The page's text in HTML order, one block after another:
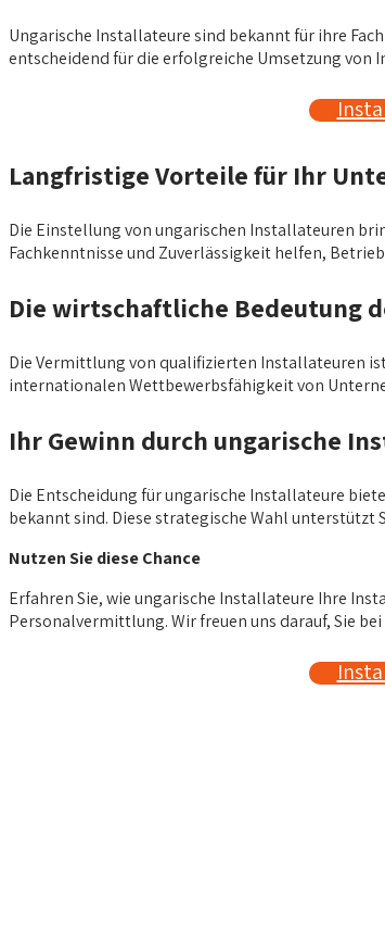
Ungarische Installateure sind bekannt für ihre
entscheidend für die erfolgreiche Umsetzung
Langfristige Vorteile für Ihr
Die Einstellung von ungarischen Installateuren
Fachkenntnisse und Zuverlässigkeit helfen,
Die wirtschaftliche Bedeutung
Die Vermittlung von qualifizierten Installateuren
internationalen Wettbewerbsfähigkeit von
Ihr Gewinn durch ungarische
Die Entscheidung für ungarische Installateure
bekannt sind. Diese strategische Wahl
Nutzen Sie diese Chance
Erfahren Sie, wie ungarische Installateure Ihre
Personalvermittlung. Wir freuen uns darauf, Sie